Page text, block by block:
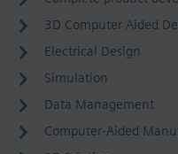
3D Computer Aided
Electrical Design
Simulation
Data Management
Computer-Aided